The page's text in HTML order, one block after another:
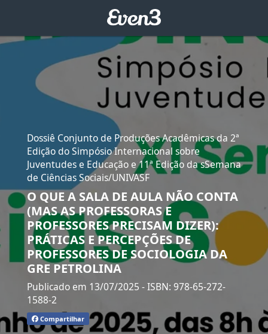
Dossiê Conjunto de Produções Acadêmicas da 2ª
Edição do Simpósio Internacional sobre
Juventudes e Educação e 11ª Edição da sSemana
de Ciências Sociais/UNIVASF
O QUE A SALA DE AULA NÃO CONTA
(MAS AS PROFESSORAS E
PROFESSORES PRECISAM DIZER):
PRÁTICAS E PERCEPÇÕES DE
PROFESSORES DE SOCIOLOGIA DA
GRE PETROLINA
Publicado em 13/07/2025 - ISBN: 978-65-272-
1588-2
Compartilhar